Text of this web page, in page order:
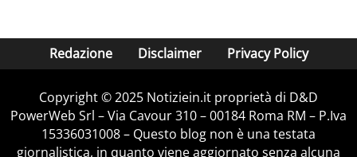
Redazione Disclaimer Privacy Policy
Copyright © 2025 Notiziein.it proprietà di D&D
PowerWeb Srl – Via Cavour 310 – 00184 Roma RM – P.Iva
15336031008 – Questo blog non è una testata
giornalistica, in quanto viene aggiornato senza alcuna